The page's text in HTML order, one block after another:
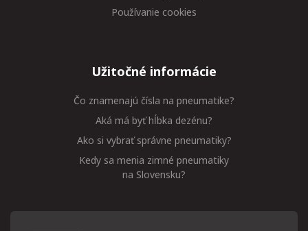
Používanie cookies
Užitočné informácie
Čo znamenajú čísla na pneumatike?
Aká má byť hĺbka dezénu?
Ako si vybrať správne pneumatiky?
Kedy sa menia zimné pneumatiky
na Slovensku?